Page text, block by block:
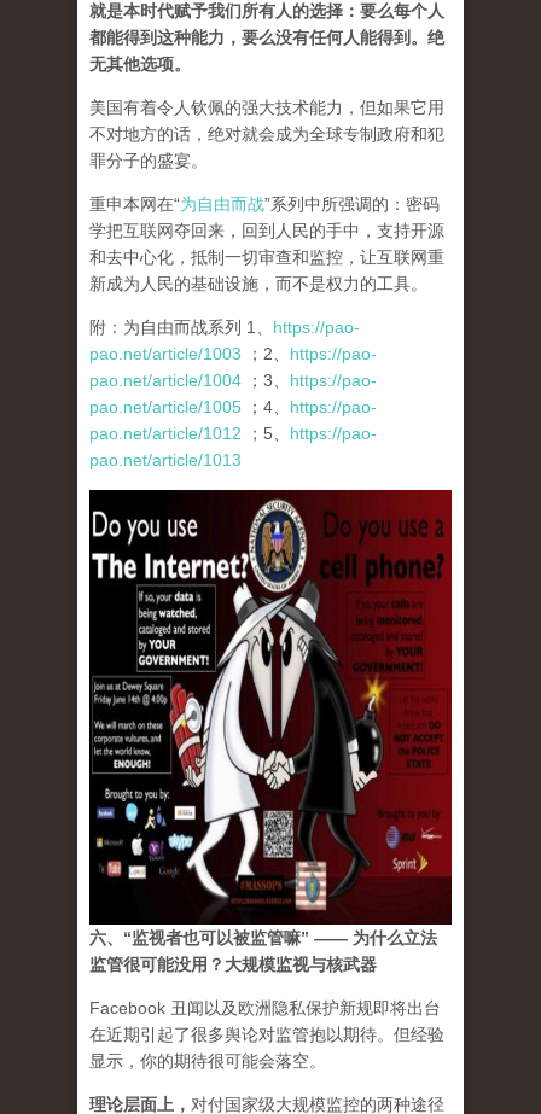
就是本时代赋予我们所有人的选择：要么每个人
都能得到这种能力，要么没有任何人能得到。绝
无其他选项。
美国有着令人钦佩的强大技术能力，但如果它用
不对地方的话，绝对就会成为全球专制政府和犯
罪分子的盛宴。
重申本网在“为自由而战”系列中所强调的：密码
学把互联网夺回来，回到人民的手中，支持开源
和去中心化，抵制一切审查和监控，让互联网重
新成为人民的基础设施，而不是权力的工具。
附：为自由而战系列 1、 https://pao-
pao.net/article/1003 ；2、 https://pao-
pao.net/article/1004 ；3、 https://pao-
pao.net/article/1005 ；4、 https://pao-
pao.net/article/1012 ；5、 https://pao-
pao.net/article/1013
六、“监视者也可以被监管嘛” —— 为什么立法
监管很可能没用？大规模监视与核武器
Facebook 丑闻以及欧洲隐私保护新规即将出台
在近期引起了很多舆论对监管抱以期待。但经验
显示，你的期待很可能会落空。
理论层面上 ， 对付国家级大规模监控的两种途径